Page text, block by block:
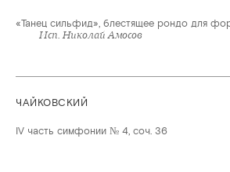
«Танец сильфид», блестящее рондо для
Исп. Николай Амосов
ЧАЙКОВСКИЙ
IV часть симфонии № 4, соч. 36